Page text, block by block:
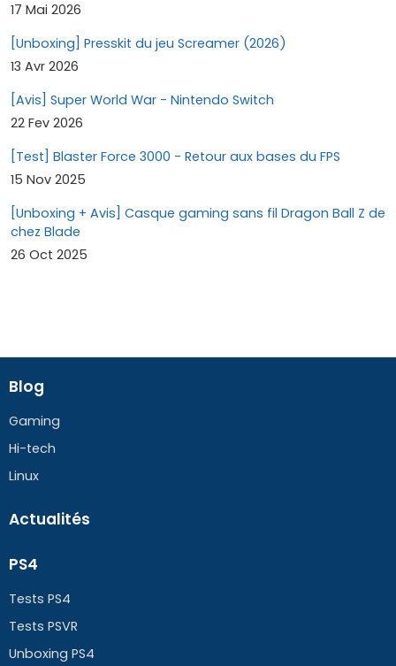
17 Mai 2026
[Unboxing] Presskit du jeu Screamer (2026)
13 Avr 2026
[Avis] Super World War - Nintendo Switch
22 Fev 2026
[Test] Blaster Force 3000 - Retour aux bases du FPS
15 Nov 2025
[Unboxing + Avis] Casque gaming sans fil Dragon Ball Z de
chez Blade
26 Oct 2025
Blog
Gaming
Hi-tech
Linux
Actualités
PS4
Tests PS4
Tests PSVR
Unboxing PS4